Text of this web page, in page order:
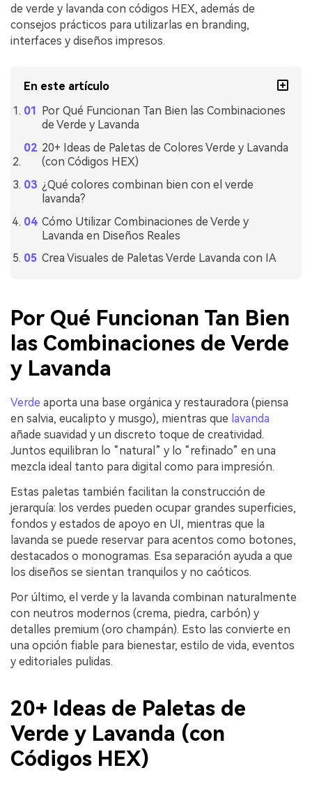
de verde y lavanda con códigos HEX, además de
consejos prácticos para utilizarlas en branding,
interfaces y diseños impresos.
En este artículo
Por Qué Funcionan Tan Bien las Combinaciones
de Verde y Lavanda
20+ Ideas de Paletas de Colores Verde y Lavanda
(con Códigos HEX)
¿Qué colores combinan bien con el verde
lavanda?
Cómo Utilizar Combinaciones de Verde y
Lavanda en Diseños Reales
Crea Visuales de Paletas Verde Lavanda con IA
Por Qué Funcionan Tan Bien
las Combinaciones de Verde
y Lavanda
Verde aporta una base orgánica y restauradora (piensa
en salvia, eucalipto y musgo), mientras que lavanda
añade suavidad y un discreto toque de creatividad.
Juntos equilibran lo “natural” y lo “refinado” en una
mezcla ideal tanto para digital como para impresión.
Estas paletas también facilitan la construcción de
jerarquía: los verdes pueden ocupar grandes superficies,
fondos y estados de apoyo en UI, mientras que la
lavanda se puede reservar para acentos como botones,
destacados o monogramas. Esa separación ayuda a que
los diseños se sientan tranquilos y no caóticos.
Por último, el verde y la lavanda combinan naturalmente
con neutros modernos (crema, piedra, carbón) y
detalles premium (oro champán). Esto las convierte en
una opción fiable para bienestar, estilo de vida, eventos
y editoriales pulidas.
20+ Ideas de Paletas de
Verde y Lavanda (con
Códigos HEX)